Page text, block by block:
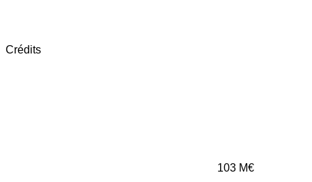
Crédits
103 M€